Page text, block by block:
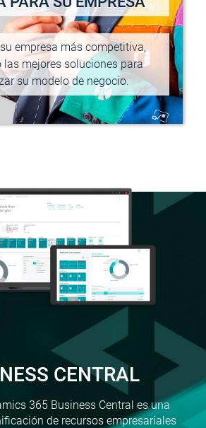
empresa más competitiva,
las mejores soluciones para
su modelo de negocio.
CENTRAL
365 Business Central es una
de recursos empresariales